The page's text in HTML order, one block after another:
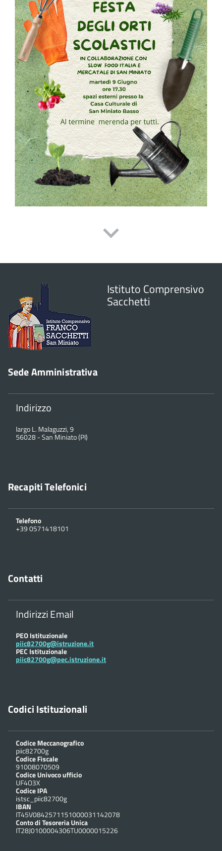
Istituto Comprensivo
Sacchetti
Sede Amministrativa
Indirizzo
largo L. Malaguzzi, 9
56028-San Miniato (PI)
Recapiti Telefonici
Telefono
+39 0571418101
Contatti
Indirizzi Email
PEO Istituzionale
piic82700g@istruzione.it
PEC Istituzionale
piic82700g@pec.istruzione.it
Codici Istituzionali
Codice Meccanografico
piic82700g
Codice Fiscale
91008070509
Codice Univoco ufficio
UF4O3X
Codice IPA
istsc_piic82700g
IBAN
IT45V0842571151000031142078
Conto di Tesoreria Unica
IT28J0100004306TU0000015226